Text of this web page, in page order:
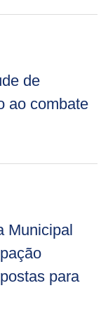
de
ao combate
Municipal
para